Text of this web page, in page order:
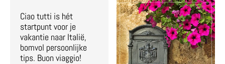
Ciao tutti is hét
startpunt voor je
vakantie naar Italië,
bomvol persoonlijke
tips. Buon viaggio!